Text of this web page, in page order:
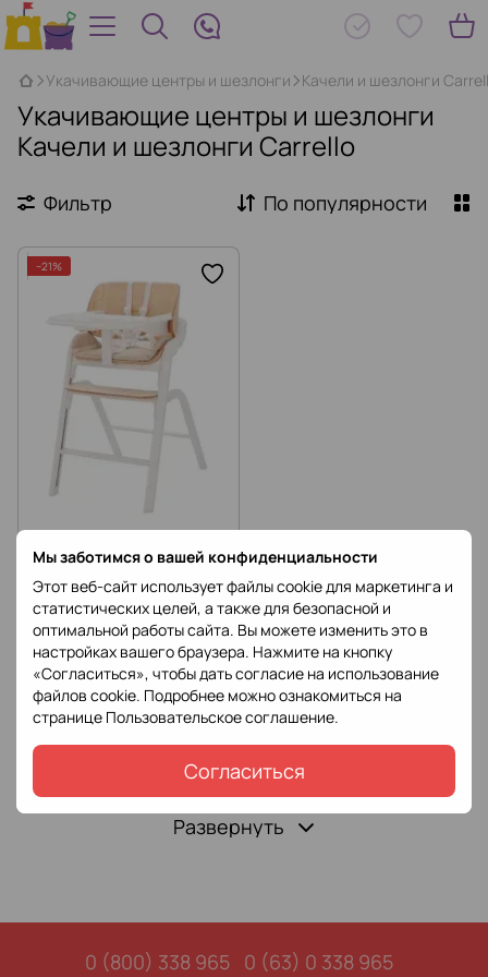
Мы заботимся о вашей конфиденциальности
Этот веб-сайт использует файлы cookie для маркетинга и
статистических целей, а также для безопасной и
оптимальной работы сайта. Вы можете изменить это в
настройках вашего браузера. Нажмите на кнопку
«Согласиться», чтобы дать согласие на использование
файлов cookie. Подробнее можно ознакомиться на
странице Пользовательское соглашение.
Согласиться
Укачивающие центры и шезлонги Качели и шезлонги
Укачивающие центры и шезлонги
Качели и шезлонги Carrello
Фильтр По популярности
−21%
Стульчик для кормления 2в1
(шезлонг для
новорожденных) CARRELLO
Combi CRL-9505 Cream White
Белый
6 930 грн 8 773 грн
Купить
Манежи и шезлонги
комфортное место для игр и отдыха малыша. Они
помогают детям активно развиваться, а маме дарят
немного времени на другие дела.
В этом тематическом разделе нашего интернет-магазина
вы можете ознакомиться с широким
комфортной игры малыша. Имеет легкую и надежную
ребенок мог спокойно изучать окружающий мир.
Развернуть
0 (800) 338 965 0 (63) 0 338 965